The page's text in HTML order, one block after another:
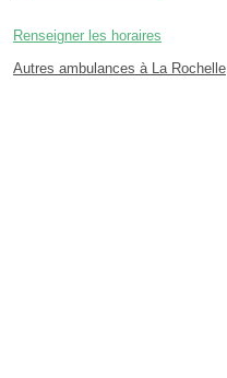
Renseigner les horaires
Autres ambulances à La Rochelle